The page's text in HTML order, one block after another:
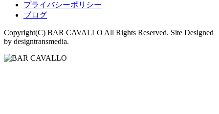
プライバシーポリシー
ブログ
Copyright(C) BAR CAVALLO All Rights Reserved. Site Designed
by designtransmedia.